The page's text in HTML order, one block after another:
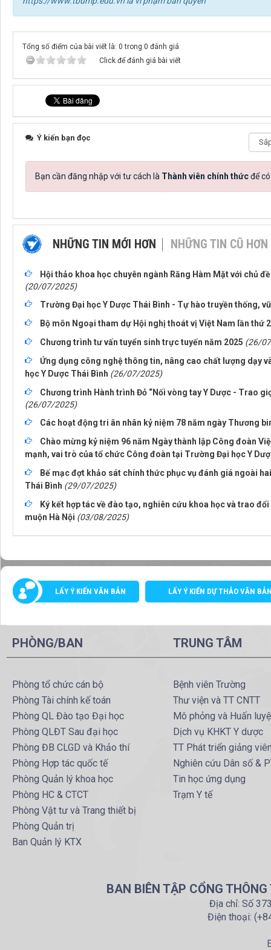
Tổng số điểm của bài viết là: 0 trong 0 đánh giá
Click để đánh giá bài viết
Ý kiến bạn đọc
Bạn cần đăng nhập với tư cách là Thành viên chính thứcđể
NHỮNG TIN MỚI HƠN NHỮNG TIN CŨ HƠN
Hội thảo khoa học chuyên ngành Răng Hàm Mặt với chủ
(20/07/2025)
Trường Đại học Y Dược Thái Bình - Tự hào truyền thống,
Bộ môn Ngoại tham dự Hội nghị thoát vị Việt Nam lần thứ 2
Chương trình tư vấn tuyển sinh trực tuyến năm 2025 (26/
Ứng dụng công nghệ thông tin, nâng cao chất lượng dạy
học Y Dược Thái Bình (26/07/2025)
Chương trình Hành trình Đỏ “Nối vòng tay Y Dược - Trao
(26/07/2025)
Các hoạt động tri ân nhân kỷ niệm 78 năm ngày Thương
Chào mừng kỷ niệm 96 năm Ngày thành lập Công đoàn
mạnh, vai trò của tổ chức Công đoàn tại Trường Đại học Y
Bế mạc đợt khảo sát chính thức phục vụ đánh giá ngoài
Thái Bình (29/07/2025)
Ký kết hợp tác về đào tạo, nghiên cứu khoa học và trao
muộn Hà Nội (03/08/2025)
LẤY Ý KIẾN VĂN BẢN LẤY Ý KIẾN DỰ THẢO VĂN
PHÒNG/BAN
Phòng tổ chức cán bộ
Phòng Tài chính kế toán
Phòng QL Đào tạo Đại học
Phòng QLĐT Sau đại học
Phòng ĐB CLGD và Khảo thí
Phòng Hợp tác quốc tế
Phòng Quản lý khoa học
Phòng HC & CTCT
Phòng Vật tư và Trang thiết bị
Phòng Quản trị
Ban Quản lý KTX
TRUNG TÂM
Bệnh viên Trường
Thư viện và TT CNTT
Mô phỏng và Huấn
Dịch vụ KHKT Y dược
TT Phát triển giảng
Nghiên cứu Dân số &
Tin học ứng dụng
Trạm Y tế
BAN BIÊN TẬP CỔNG
Địa chỉ: Số
Điện thoại: